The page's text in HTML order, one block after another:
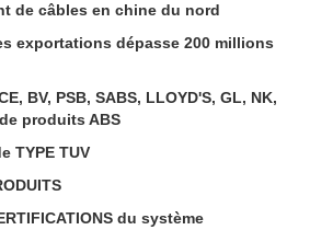
de câbles en chine du nord
exportations dépasse 200 millions
BV, PSB, SABS, LLOYD'S, GL, NK,
produits ABS
TYPE TUV
du système